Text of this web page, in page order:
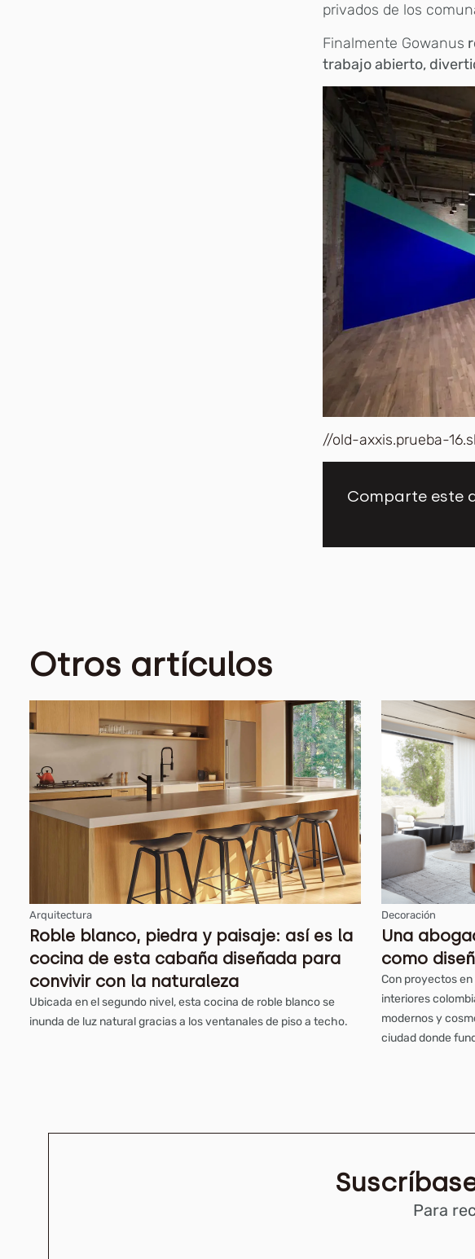
privados de los
Finalmente Gowanus
trabajo abierto,
//old-axxis.prueba-
Comparte este
Otros artículos
Arquitectura
Roble blanco, piedra y paisaje: así es la
cocina de esta cabaña diseñada para
convivir con la naturaleza
Ubicada en el segundo nivel, esta cocina de roble blanco se
inunda de luz natural gracias a los ventanales de piso a techo.
Decoración
Una
como
Con proyectos
interiores
modernos y
ciudad donde
Para